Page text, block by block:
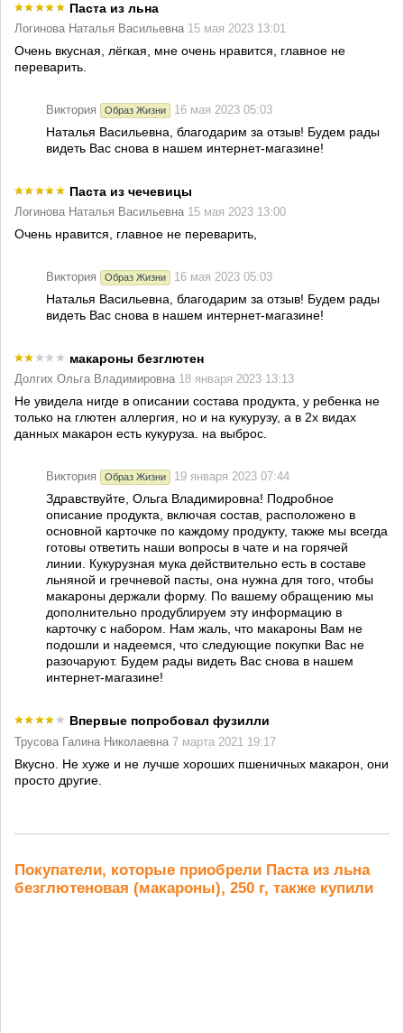
Паста из льна
Логинова Наталья Васильевна 15 мая 2023 13:01
Очень вкусная, лёгкая, мне очень нравится, главное не
переварить.
Виктория Образ Жизни 16 мая 2023 05:03
Наталья Васильевна, благодарим за отзыв! Будем рады
видеть Вас снова в нашем интернет-магазине!
Паста из чечевицы
Логинова Наталья Васильевна 15 мая 2023 13:00
Очень нравится, главное не переварить,
Виктория Образ Жизни 16 мая 2023 05:03
Наталья Васильевна, благодарим за отзыв! Будем рады
видеть Вас снова в нашем интернет-магазине!
макароны безглютен
Долгих Ольга Владимировна 18 января 2023 13:13
Не увидела нигде в описании состава продукта, у ребенка не
только на глютен аллергия, но и на кукурузу, а в 2х видах
данных макарон есть кукуруза. на выброс.
Виктория Образ Жизни 19 января 2023 07:44
Здравствуйте, Ольга Владимировна! Подробное
описание продукта, включая состав, расположено в
основной карточке по каждому продукту, также мы всегда
готовы ответить наши вопросы в чате и на горячей
линии. Кукурузная мука действительно есть в составе
льняной и гречневой пасты, она нужна для того, чтобы
макароны держали форму. По вашему обращению мы
дополнительно продублируем эту информацию в
карточку с набором. Нам жаль, что макароны Вам не
подошли и надеемся, что следующие покупки Вас не
разочаруют. Будем рады видеть Вас снова в нашем
интернет-магазине!
Впервые попробовал фузилли
Трусова Галина Николаевна 7 марта 2021 19:17
Вкусно. Не хуже и не лучше хороших пшеничных макарон, они
просто другие.
Покупатели, которые приобрели Паста из льна
безглютеновая (макароны), 250 г, также купили